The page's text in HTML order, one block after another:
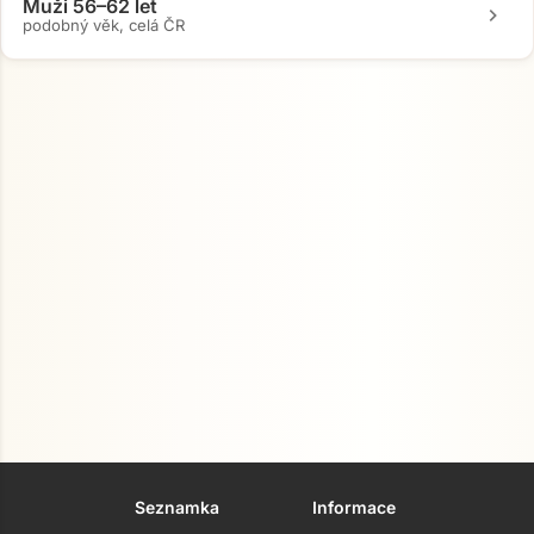
Muži 56–62 let
podobný věk, celá ČR chevron_right
Seznamka
Informace